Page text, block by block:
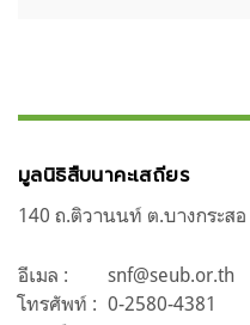
มูลนิธิสืบนาคะเสถียร
140 ถ.ติวานนท์ ต.บางกระส
อีเมล :
snf@seub.or.th
โทรศัพท์ : 0-2580-4381